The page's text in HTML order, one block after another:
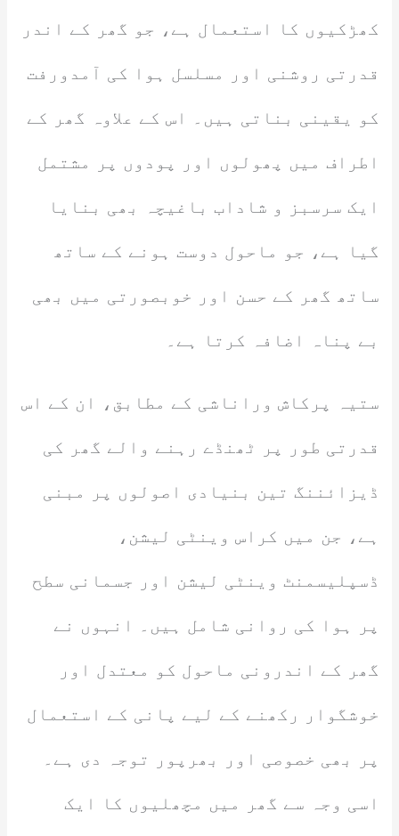
کھڑکیوں کا استعمال ہے، جو گھر کے اندر
قدرتی روشنی اور مسلسل ہوا کی آمدورفت
کو یقینی بناتی ہیں۔ اس کے علاوہ گھر کے
اطراف میں پھولوں اور پودوں پر مشتمل
ایک سرسبز و شاداب باغیچہ بھی بنایا
گیا ہے، جو ماحول دوست ہونے کے ساتھ
ساتھ گھر کے حسن اور خوبصورتی میں بھی
بے پناہ اضافہ کرتا ہے۔
ستیہ پرکاش وراناشی کے مطابق، ان کے اس
قدرتی طور پر ٹھنڈے رہنے والے گھر کی
ڈیزائننگ تین بنیادی اصولوں پر مبنی
ہے، جن میں کراس وینٹی لیشن،
ڈسپلیسمنٹ وینٹی لیشن اور جسمانی سطح
پر ہوا کی روانی شامل ہیں۔ انہوں نے
گھر کے اندرونی ماحول کو معتدل اور
خوشگوار رکھنے کے لیے پانی کے استعمال
پر بھی خصوصی اور بھرپور توجہ دی ہے۔
اسی وجہ سے گھر میں مچھلیوں کا ایک